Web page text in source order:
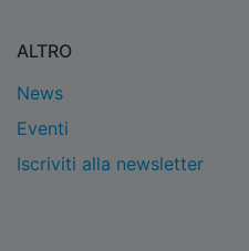
ALTRO
News
Eventi
Iscriviti alla newsletter